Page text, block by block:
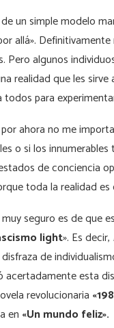
un simple modelo
allá».
Pero algunos
realidad que les
todos para
ahora no me
o si los
de conciencia
toda la realidad es
seguro es de que
light». Es decir,
de
acertadamente esta
revolucionaria
en «Un mundo feliz».